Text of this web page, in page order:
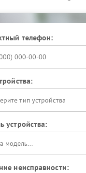
зерна средней
настройки помола
Philips
комплектующие и
напитка и
телефон:
тип устройства
устройства:
неисправности: